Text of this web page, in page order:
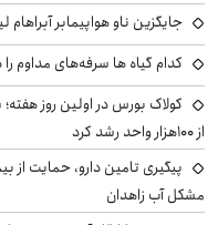
جایگزین ناو هواپیمابر
کدام گیاه ها سرفه‌های مداوم
کولاک بورس در اولین روز
از ۱۰۰هزار واحد رشد کرد
پیگیری تامین دارو، حمایت از
مشکل آب زاهدان